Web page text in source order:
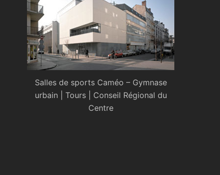
Salles de sports Caméo – Gymnase
urbain | Tours | Conseil Régional du
Centre